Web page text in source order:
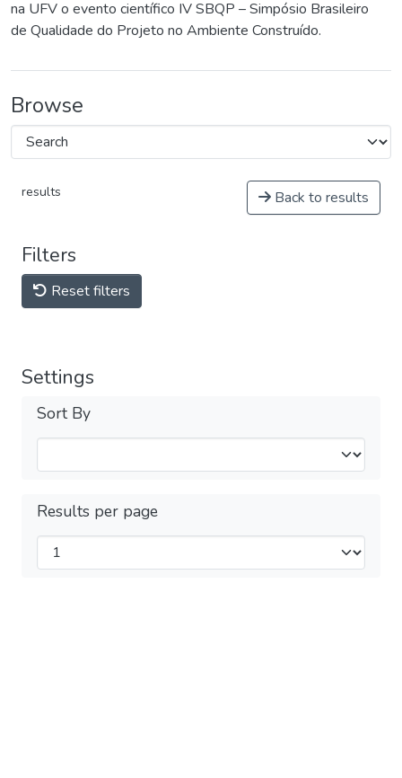
na UFV o evento científico IV SBQP – Simpósio Brasileiro
de Qualidade do Projeto no Ambiente Construído.
Browse
results Back to results
Filters
Reset filters
Settings
Sort By
Results per page